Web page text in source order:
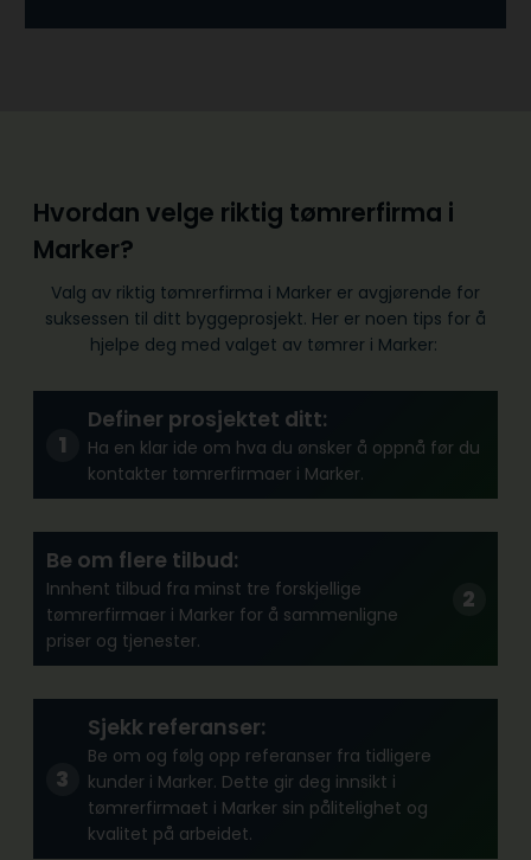
Hvordan velge riktig tømrerfirma i
Marker?
Valg av riktig tømrerfirma i Marker er avgjørende for
suksessen til ditt byggeprosjekt. Her er noen tips for å
hjelpe deg med valget av tømrer i Marker:
Definer prosjektet ditt:
Ha en klar ide om hva du ønsker å oppnå før du
kontakter tømrerfirmaer i Marker.
Be om flere tilbud:
Innhent tilbud fra minst tre forskjellige
tømrerfirmaer i Marker for å sammenligne
priser og tjenester.
Sjekk referanser:
Be om og følg opp referanser fra tidligere
kunder i Marker. Dette gir deg innsikt i
tømrerfirmaet i Marker sin pålitelighet og
kvalitet på arbeidet.